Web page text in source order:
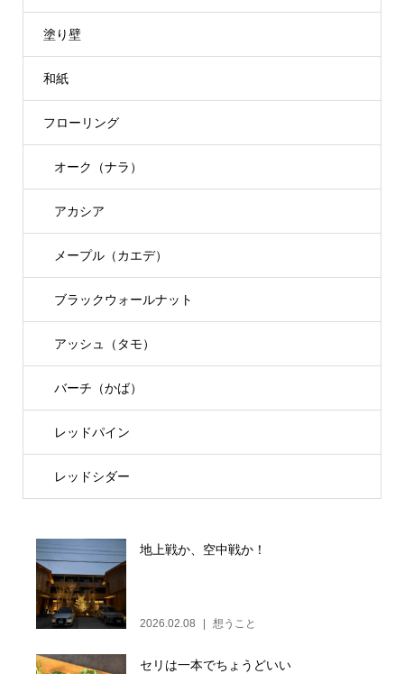
塗り壁
和紙
フローリング
オーク（ナラ）
アカシア
メープル（カエデ）
ブラックウォールナット
アッシュ（タモ）
バーチ（かば）
レッドパイン
レッドシダー
地上戦か、空中戦か！
2026.02.08 想うこと
セリは一本でちょうどいい